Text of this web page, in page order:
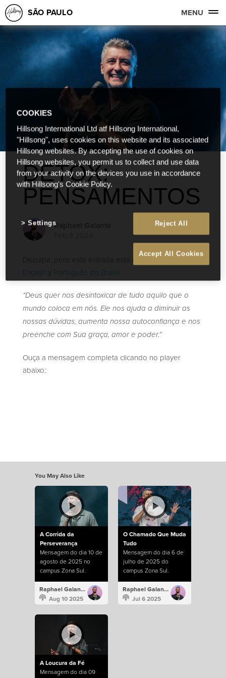
SÃO PAULO MENU
DETOX:
PENSAMENTOS
Raphael Galante
Disculpa, pero esta entrada está disponible sólo en
English y Português do Brasil.
“Deus quer nos desintoxicar de tudo aquilo que o
mundo coloca em nós. Ele nos ajuda a diminuir as
nossas dúvidas, aumenta nossa autoconfiança e nos
preenche com Sua graça, amor e poder.”
Ouça a mensagem completa clicando no player
abaixo:
You May Also Like
A Corrida da
Perseverança
Mensagem do dia 10 de
agosto de 2025 no
campus Zona Sul.
Raphael Galante
Aug 10 2025
O Chamado Que Muda
Tudo
Mensagem do dia 6 de
julho de 2025 do
campus Zona Sul.
Raphael Galante
Jul 6 2025
A Loucura da Fé
Mensagem do dia 09
COOKIES
Hillsong International Ltd atf Hillsong International,
"Hillsong", uses cookies on this website and its associated
Hillsong websites. By accepting the use of cookies on
Hillsong websites, you permit us to collect and use data
from your activity on the devices you use in accordance
with Hillsong's Cookie Policy.
Reject All
Accept All Cookies
Settings